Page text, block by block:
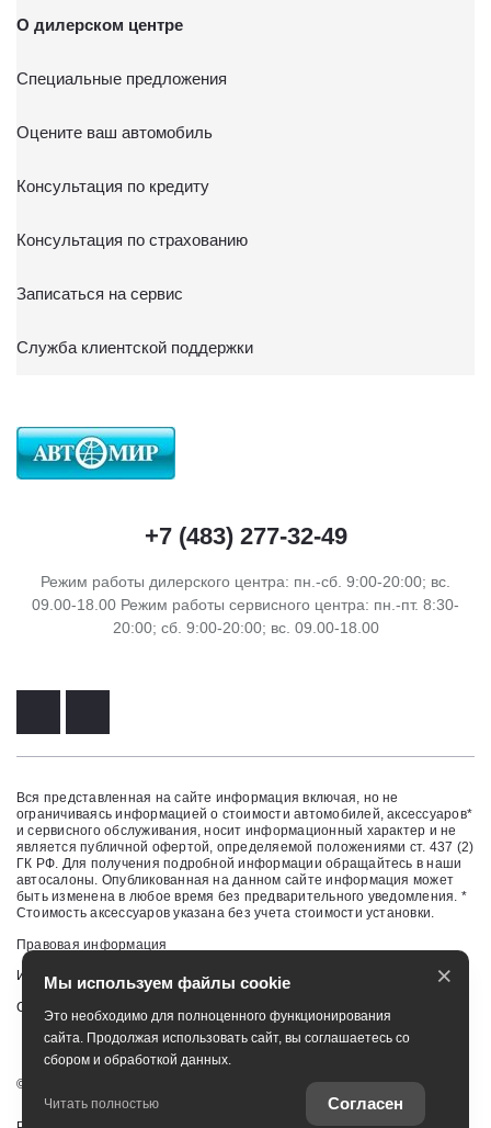
О дилерском центре
Специальные предложения
Оцените ваш автомобиль
Консультация по кредиту
Консультация по страхованию
Записаться на сервис
Служба клиентской поддержки
+7 (483) 277-32-49
Режим работы дилерского центра: пн.-сб. 9:00-20:00; вс.
09.00-18.00 Режим работы сервисного центра: пн.-пт. 8:30-
20:00; сб. 9:00-20:00; вс. 09.00-18.00
Вся представленная на сайте информация включая, но не
ограничиваясь информацией о стоимости автомобилей, аксессуаров*
и сервисного обслуживания, носит информационный характер и не
является публичной офертой, определяемой положениями ст. 437 (2)
ГК РФ. Для получения подробной информации обращайтесь в наши
автосалоны. Опубликованная на данном сайте информация может
быть изменена в любое время без предварительного уведомления. *
Стоимость аксессуаров указана без учета стоимости установки.
Правовая информация
Изменить настройку cookies
Сбросить cookie
©
Мы используем файлы cookie
Это необходимо для полноценного функционирования
сайта. Продолжая использовать сайт, вы соглашаетесь со
сбором и обработкой данных.
Читать полностью Согласен
×